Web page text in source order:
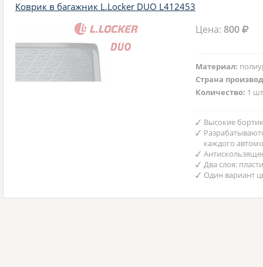
Коврик в багажник L.Locker DUO L412453
Цена:800
Материал:
Страна
Количество: 1
Высокие
каждого
Два слоя:
Один вариант